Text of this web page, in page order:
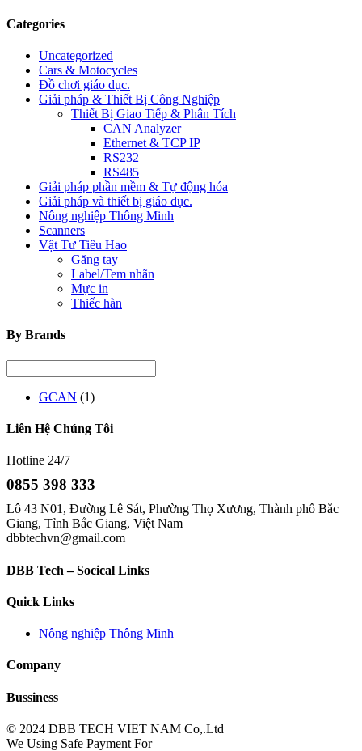
Categories
Uncategorized
Cars & Motocycles
Đồ chơi giáo dục.
Giải pháp & Thiết Bị Công Nghiệp
Thiết Bị Giao Tiếp & Phân Tích
CAN Analyzer
Ethernet & TCP IP
RS232
RS485
Giải pháp phần mềm & Tự động hóa
Giải pháp và thiết bị giáo dục.
Nông nghiệp Thông Minh
Scanners
Vật Tư Tiêu Hao
Găng tay
Label/Tem nhãn
Mực in
Thiếc hàn
By Brands
GCAN (1)
Liên Hệ Chúng Tôi
Hotline 24/7
0855 398 333
Lô 43 N01, Đường Lê Sát, Phường Thọ Xương, Thành phố Bắc
Giang, Tỉnh Bắc Giang, Việt Nam
dbbtechvn@gmail.com
DBB Tech – Socical Links
Quick Links
Nông nghiệp Thông Minh
Company
Bussiness
© 2024 DBB TECH VIET NAM Co,.Ltd
We Using Safe Payment For